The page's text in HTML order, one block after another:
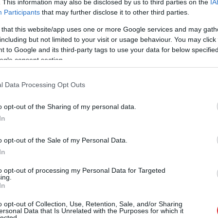
This information may also be disclosed by us to third parties on the
Participants that may further disclose it to other third parties.
that this website/app uses one or more Google services and may
but not limited to your visit or usage behaviour. You may
to Google and its third-party tags to use your data for below
consent section.
Data Processing Opt Outs
opt-out of the Sharing of my personal data.
opt-out of the Sale of my Personal Data.
opt-out of processing my Personal Data for Targeted
opt-out of Collection, Use, Retention, Sale, and/or Sharing
Data that Is Unrelated with the Purposes for which it
izlase Pasaules čempionāts hokejā
Lai gan hokeja čempionātā uzvarēja Somija,
kas cits
un mājinieki
stabilāka.” Harijs Vītoliņš saņem LHF uzticību arī